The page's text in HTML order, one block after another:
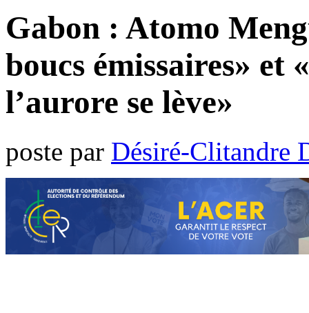
Gabon : Atomo
boucs émissaires» et
l’aurore se lève»
poste par Désiré-Clitandre